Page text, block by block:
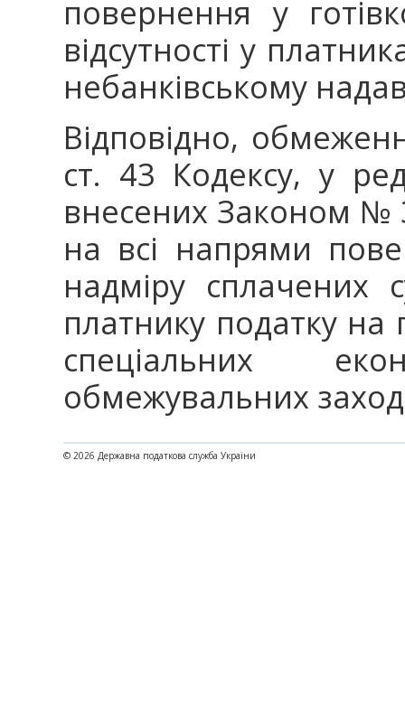
повернення у
відсутності у
небанківському
Відповідно,
ст. 43 Кодексу, у
внесених Законом №
на всі напрями
надміру сплачених
платнику податку на
спеціальних
обмежувальних
© 2026 Державна податкова служба України